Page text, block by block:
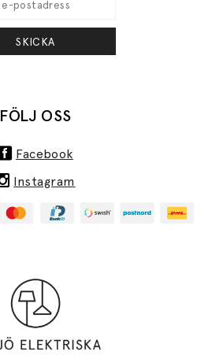
SKICKA
FÖLJ OSS
Facebook
Instagram